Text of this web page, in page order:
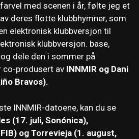
med scenen i år, følte jeg et
deres flotte klubbhymner, som
elektronisk klubbversjon til
klubbversjon. base,
dele den i sommer på
co-produsert av INNMIR og Dani
Bravos).
INNMIR-datoene, kan du se
(17. juli, Sonónica),
og Torrevieja (1. august,